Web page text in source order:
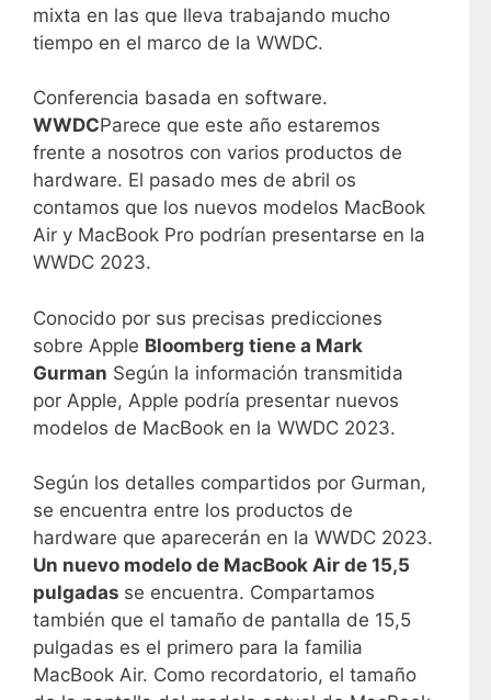
mixta en las que lleva trabajando mucho
tiempo en el marco de la WWDC.
Conferencia basada en software.
WWDCParece que este año estaremos
frente a nosotros con varios productos de
hardware. El pasado mes de abril os
contamos que los nuevos modelos MacBook
Air y MacBook Pro podrían presentarse en la
WWDC 2023.
Conocido por sus precisas predicciones
sobre Apple Bloomberg tiene a Mark
Gurman Según la información transmitida
por Apple, Apple podría presentar nuevos
modelos de MacBook en la WWDC 2023.
Según los detalles compartidos por Gurman,
se encuentra entre los productos de
hardware que aparecerán en la WWDC 2023.
Un nuevo modelo de MacBook Air de 15,5
pulgadas se encuentra. Compartamos
también que el tamaño de pantalla de 15,5
pulgadas es el primero para la familia
MacBook Air. Como recordatorio, el tamaño